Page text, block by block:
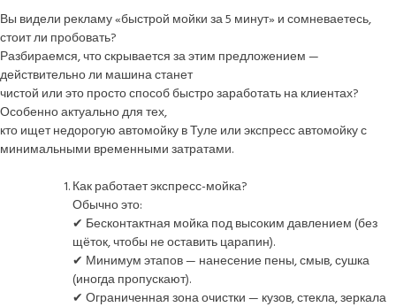
Вы видели рекламу «быстрой мойки за 5 минут» и сомневаетесь,
стоит ли пробовать?
Разбираемся, что скрывается за этим предложением —
действительно ли машина станет
чистой или это просто способ быстро заработать на клиентах?
Особенно актуально для тех,
кто ищет недорогую автомойку в Туле или экспресс автомойку с
минимальными временными затратами.
Как работает экспресс-мойка?
Обычно это:
✔ Бесконтактная мойка под высоким давлением (без
щёток, чтобы не оставить царапин).
✔ Минимум этапов — нанесение пены, смыв, сушка
(иногда пропускают).
✔ Ограниченная зона очистки — кузов, стекла, зеркала